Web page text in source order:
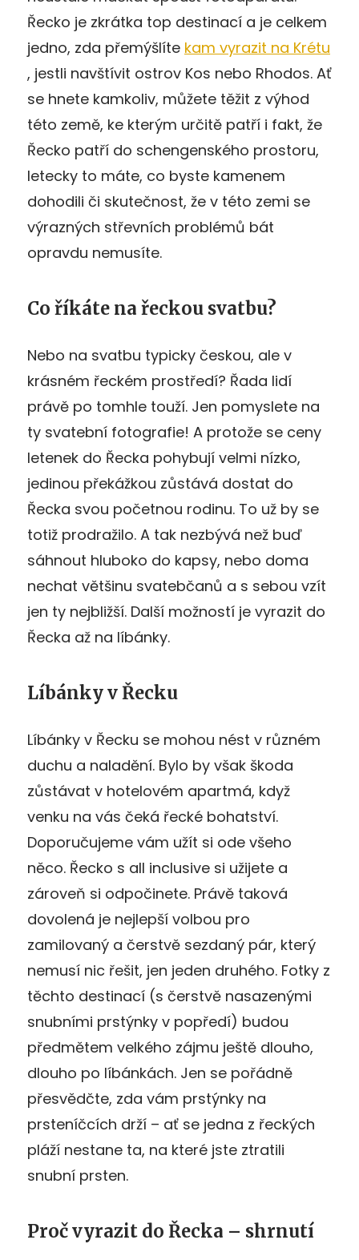
Řecko je zkrátka top destinací a je celkem
jedno, zda přemýšlíte kam vyrazit na Krétu
, jestli navštívit ostrov Kos nebo Rhodos. Ať
se hnete kamkoliv, můžete těžit z výhod
této země, ke kterým určitě patří i fakt, že
Řecko patří do schengenského prostoru,
letecky to máte, co byste kamenem
dohodili či skutečnost, že v této zemi se
výrazných střevních problémů bát
opravdu nemusíte.
Co říkáte na řeckou svatbu?
Nebo na svatbu typicky českou, ale v
krásném řeckém prostředí? Řada lidí
právě po tomhle touží. Jen pomyslete na
ty svatební fotografie! A protože se ceny
letenek do Řecka pohybují velmi nízko,
jedinou překážkou zůstává dostat do
Řecka svou početnou rodinu. To už by se
totiž prodražilo. A tak nezbývá než buď
sáhnout hluboko do kapsy, nebo doma
nechat většinu svatebčanů a s sebou vzít
jen ty nejbližší. Další možností je vyrazit do
Řecka až na líbánky.
Líbánky v Řecku
Líbánky v Řecku se mohou nést v různém
duchu a naladění. Bylo by však škoda
zůstávat v hotelovém apartmá, když
venku na vás čeká řecké bohatství.
Doporučujeme vám užít si ode všeho
něco. Řecko s all inclusive si užijete a
zároveň si odpočinete. Právě taková
dovolená je nejlepší volbou pro
zamilovaný a čerstvě sezdaný pár, který
nemusí nic řešit, jen jeden druhého. Fotky z
těchto destinací (s čerstvě nasazenými
snubními prstýnky v popředí) budou
předmětem velkého zájmu ještě dlouho,
dlouho po líbánkách. Jen se pořádně
přesvědčte, zda vám prstýnky na
prsteníčcích drží – ať se jedna z řeckých
pláží nestane ta, na které jste ztratili
snubní prsten.
Proč vyrazit do Řecka – shrnutí